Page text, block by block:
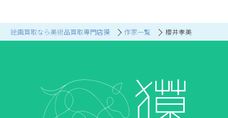
絵画買取なら美術品買取専門店獏 作家一覧 櫻井孝美